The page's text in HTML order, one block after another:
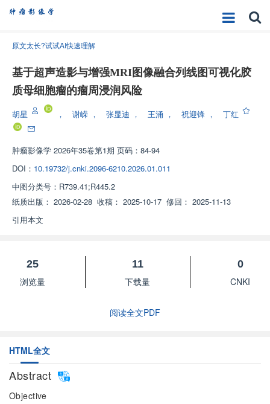
原文太长?试试AI快速理解
基于超声造影与增强MRI图像融合列线图可视化胶
质母细胞瘤的瘤周浸润风险
胡星 ， 谢嵘 ， 张显迪 ， 王涌 ， 祝迎锋 ， 丁红
肿瘤影像学 2026年35卷第1期 页码：84-94
DOI： 10.19732/j.cnki.2096-6210.2026.01.011
中图分类号： R739.41;R445.2
纸质出版： 2026-02-28 收稿： 2025-10-17 修回： 2025-11-13
引用本文
25
浏览量
11
下载量
0
CNKI
阅读全文PDF
HTML全文
Abstract
Objective